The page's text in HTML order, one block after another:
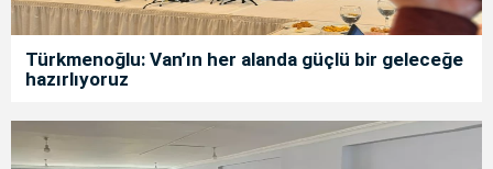
Türkmenoğlu: Van’ın her alanda güçlü bir geleceğe
hazırlıyoruz